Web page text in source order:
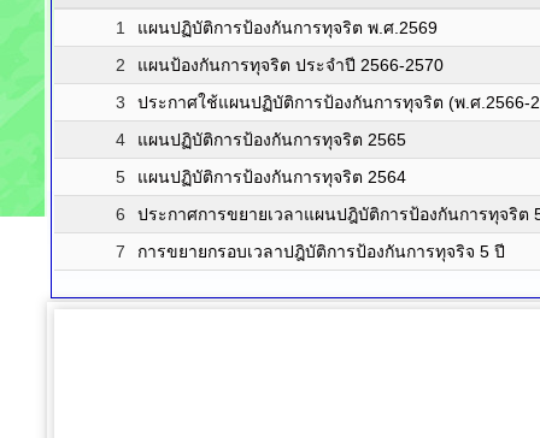
1
แผนปฏิบัติการป้องกันการทุจริต พ.ศ.2569
2
แผนป้องกันการทุจริต ประจำปี 2566-2570
3
ประกาศใช้แผนปฏิบัติการป้องกันการทุจริต (พ.ศ.2566-
4
แผนปฏิบัติการป้องกันการทุจริต 2565
5
แผนปฏิบัติการป้องกันการทุจริต 2564
6
ประกาศการขยายเวลาแผนปฎิบัติการป้องกันการทุจริต
7
การขยายกรอบเวลาปฎิบัติการป้องกันการทุจริจ 5 ปี